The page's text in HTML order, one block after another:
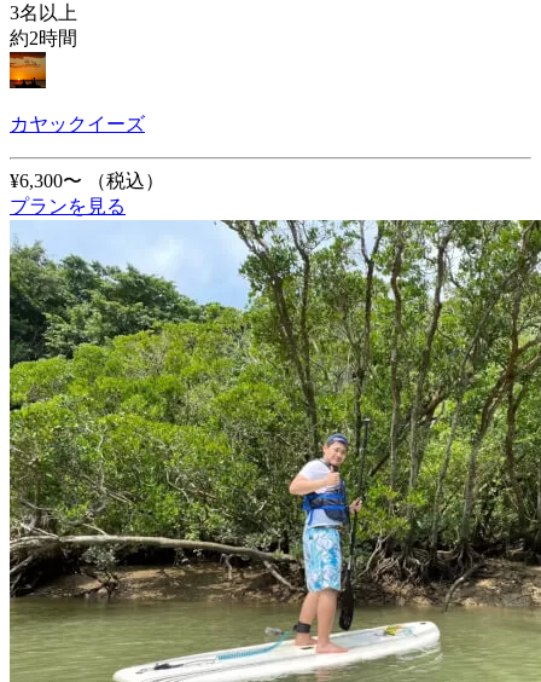
3名以上
約2時間
カヤックイーズ
¥6,300〜
（税込）
プランを見る